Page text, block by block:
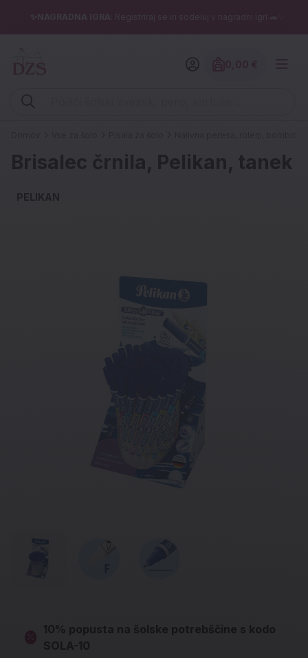
✨NAGRADNA IGRA : Registriraj se in sodeluj v nagradni igri 🚗✨
Vpišite iskalni niz (šolski zvezek, pero, kartuše ...)
Znesek
Brisalec črnila, Pelikan, tanek
PELIKAN
10% popusta na šolske potrebščine s kodo
SOLA-10